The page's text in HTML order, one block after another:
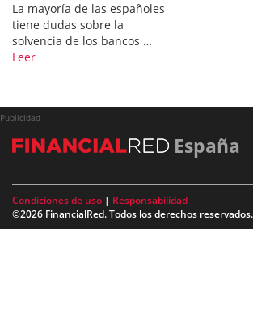
La mayoría de las españoles
tiene dudas sobre la
solvencia de los bancos …
Leer
Publicidad
España
Condiciones de uso | Responsabilidad
©2026 FinancialRed. Todos los derechos reservados.